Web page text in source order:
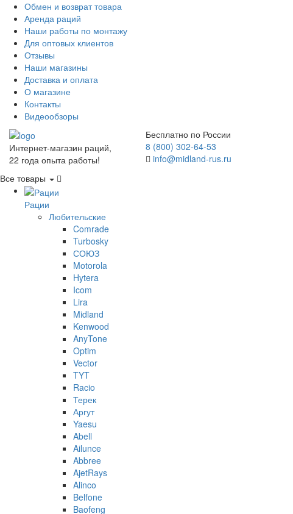
Обмен и возврат товара
Аренда раций
Наши работы по монтажу
Для оптовых клиентов
Отзывы
Наши магазины
Доставка и оплата
О магазине
Контакты
Видеообзоры
Интернет-магазин раций,
22 года опыта работы!
Бесплатно по России
8 (800) 302-64-53
info@midland-rus.ru
Все товары
Рации
Любительские
Comrade
Turbosky
СОЮЗ
Motorola
Hytera
Icom
Lira
Midland
Kenwood
AnyTone
Optim
Vector
TYT
Racio
Терек
Аргут
Yaesu
Abell
Ailunce
Abbree
AjetRays
Alinco
Belfone
Baofeng